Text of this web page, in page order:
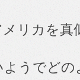
リカを真
うでど